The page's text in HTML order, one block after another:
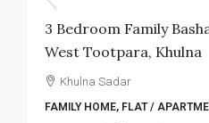
3 Bedroom Family
West Tootpara, Khulna
Khulna Sadar
FAMILY HOME, FLAT /